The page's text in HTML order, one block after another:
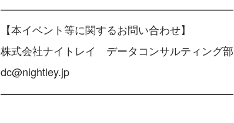
——————————————————————
【本イベント等に関するお問い合わせ】
株式会社ナイトレイ　データコンサルティング部
dc@nightley.jp
——————————————————————